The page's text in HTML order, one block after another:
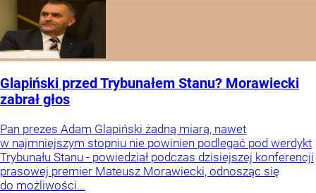
Glapiński przed Trybunałem Stanu? Morawiecki
zabrał głos
Pan prezes Adam Glapiński żadną miarą, nawet
w najmniejszym stopniu nie powinien podlegać pod werdykt
Trybunału Stanu - powiedział podczas dzisiejszej konferencji
prasowej premier Mateusz Morawiecki, odnosząc się
do możliwości...